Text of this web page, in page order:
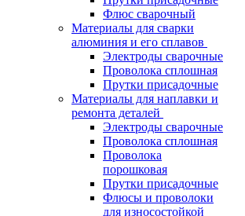
Флюс сварочный
Материалы для сварки
алюминия и его сплавов
Электроды сварочные
Проволока сплошная
Прутки присадочные
Материалы для наплавки и
ремонта деталей
Электроды сварочные
Проволока сплошная
Проволока
порошковая
Прутки присадочные
Флюсы и проволоки
для износостойкой